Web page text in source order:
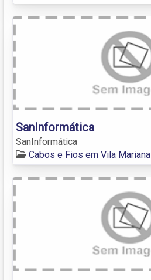
SanInformática
SanInformática
Cabos e Fios em Vila Mariana